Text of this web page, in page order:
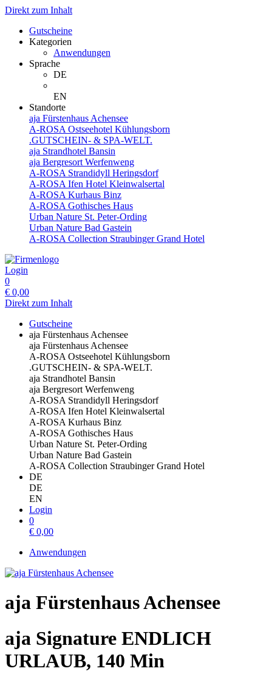
Direkt zum Inhalt
Gutscheine
Kategorien
Anwendungen
Sprache
DE
EN
Standorte
aja Fürstenhaus Achensee
A-ROSA Ostseehotel Kühlungsborn
.GUTSCHEIN- & SPA-WELT.
aja Strandhotel Bansin
aja Bergresort Werfenweng
A-ROSA Strandidyll Heringsdorf
A-ROSA Ifen Hotel Kleinwalsertal
A-ROSA Kurhaus Binz
A-ROSA Gothisches Haus
Urban Nature St. Peter-Ording
Urban Nature Bad Gastein
A-ROSA Collection Straubinger Grand Hotel
Login
0
€ 0,00
Direkt zum Inhalt
Gutscheine
aja Fürstenhaus Achensee
aja Fürstenhaus Achensee
A-ROSA Ostseehotel Kühlungsborn
.GUTSCHEIN- & SPA-WELT.
aja Strandhotel Bansin
aja Bergresort Werfenweng
A-ROSA Strandidyll Heringsdorf
A-ROSA Ifen Hotel Kleinwalsertal
A-ROSA Kurhaus Binz
A-ROSA Gothisches Haus
Urban Nature St. Peter-Ording
Urban Nature Bad Gastein
A-ROSA Collection Straubinger Grand Hotel
DE
DE
EN
Login
0
€ 0,00
Anwendungen
aja Fürstenhaus Achensee
aja Signature ENDLICH
URLAUB, 140 Min